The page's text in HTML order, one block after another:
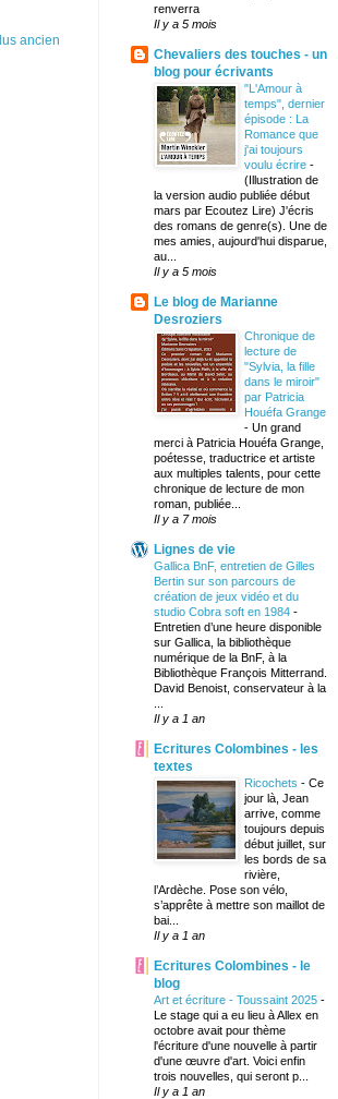
ancien
renverra
Il y a 5 mois
Chevaliers des touches - un
blog pour écrivants
"L'Amour à
temps", dernier
épisode : La
Romance que
j'ai toujours
voulu écrire -
(Illustration de
la version audio publiée début
mars par Ecoutez Lire) J'écris
des romans de genre(s). Une de
mes amies, aujourd'hui disparue,
au...
Il y a 5 mois
Le blog de Marianne
Desroziers
Chronique de
lecture de
"Sylvia, la fille
dans le miroir"
par Patricia
Houéfa Grange
- Un grand
merci à Patricia Houéfa Grange,
poétesse, traductrice et artiste
aux multiples talents, pour cette
chronique de lecture de mon
roman, publiée...
Il y a 7 mois
Lignes de vie
Gallica BnF, entretien de Gilles
Bertin sur son parcours de
création de jeux vidéo et du
studio Cobra soft en 1984 -
Entretien d’une heure disponible
sur Gallica, la bibliothèque
numérique de la BnF, à la
Bibliothèque François Mitterrand.
David Benoist, conservateur à la
Il y a 1 an
Ecritures Colombines - les
textes
Ricochets - Ce
jour là, Jean
arrive, comme
toujours depuis
début juillet, sur
les bords de sa
rivière,
l’Ardèche. Pose son vélo,
s’apprête à mettre son maillot de
bai...
Il y a 1 an
Ecritures Colombines - le
blog
Art et écriture - Toussaint 2025 -
Le stage qui a eu lieu à Allex en
octobre avait pour thème
l'écriture d'une nouvelle à partir
d'une œuvre d'art. Voici enfin
trois nouvelles, qui seront p...
Il y a 1 an